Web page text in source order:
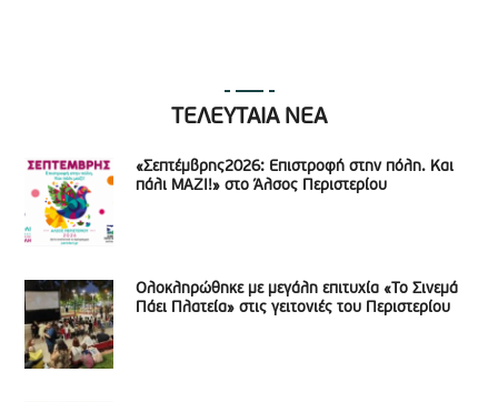
ΤΕΛΕΥΤΑΙΑ ΝΕΑ
«Σεπτέμβρης2026: Επιστροφή στην πόλη. Και
πάλι ΜΑΖΙ!» στο Άλσος Περιστερίου
Ολοκληρώθηκε με μεγάλη επιτυχία «Το Σινεμά
Πάει Πλατεία» στις γειτονιές του Περιστερίου